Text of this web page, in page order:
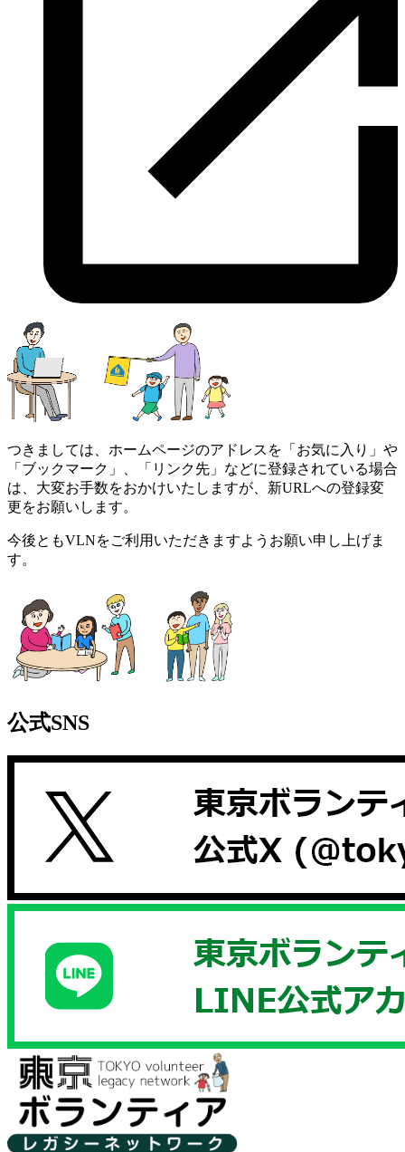
つきましては、ホームページのアドレスを「お気に入り」や
「ブックマーク」、「リンク先」などに登録されている場合
は、大変お手数をおかけいたしますが、新URLへの登録変
更をお願いします。
今後ともVLNをご利用いただきますようお願い申し上げま
す。
公式SNS